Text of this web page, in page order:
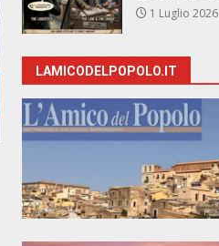
1 Luglio 2026
LAMICODELPOPOLO.IT